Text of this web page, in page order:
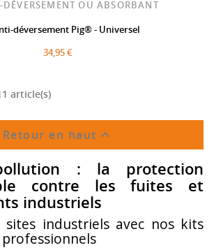
OU ABSORBANT
déversement Pig® - Universel
34,95 €
article(s)
Retour en haut 
: la protection
contre les fuites et
industriels
sites industriels avec nos kits